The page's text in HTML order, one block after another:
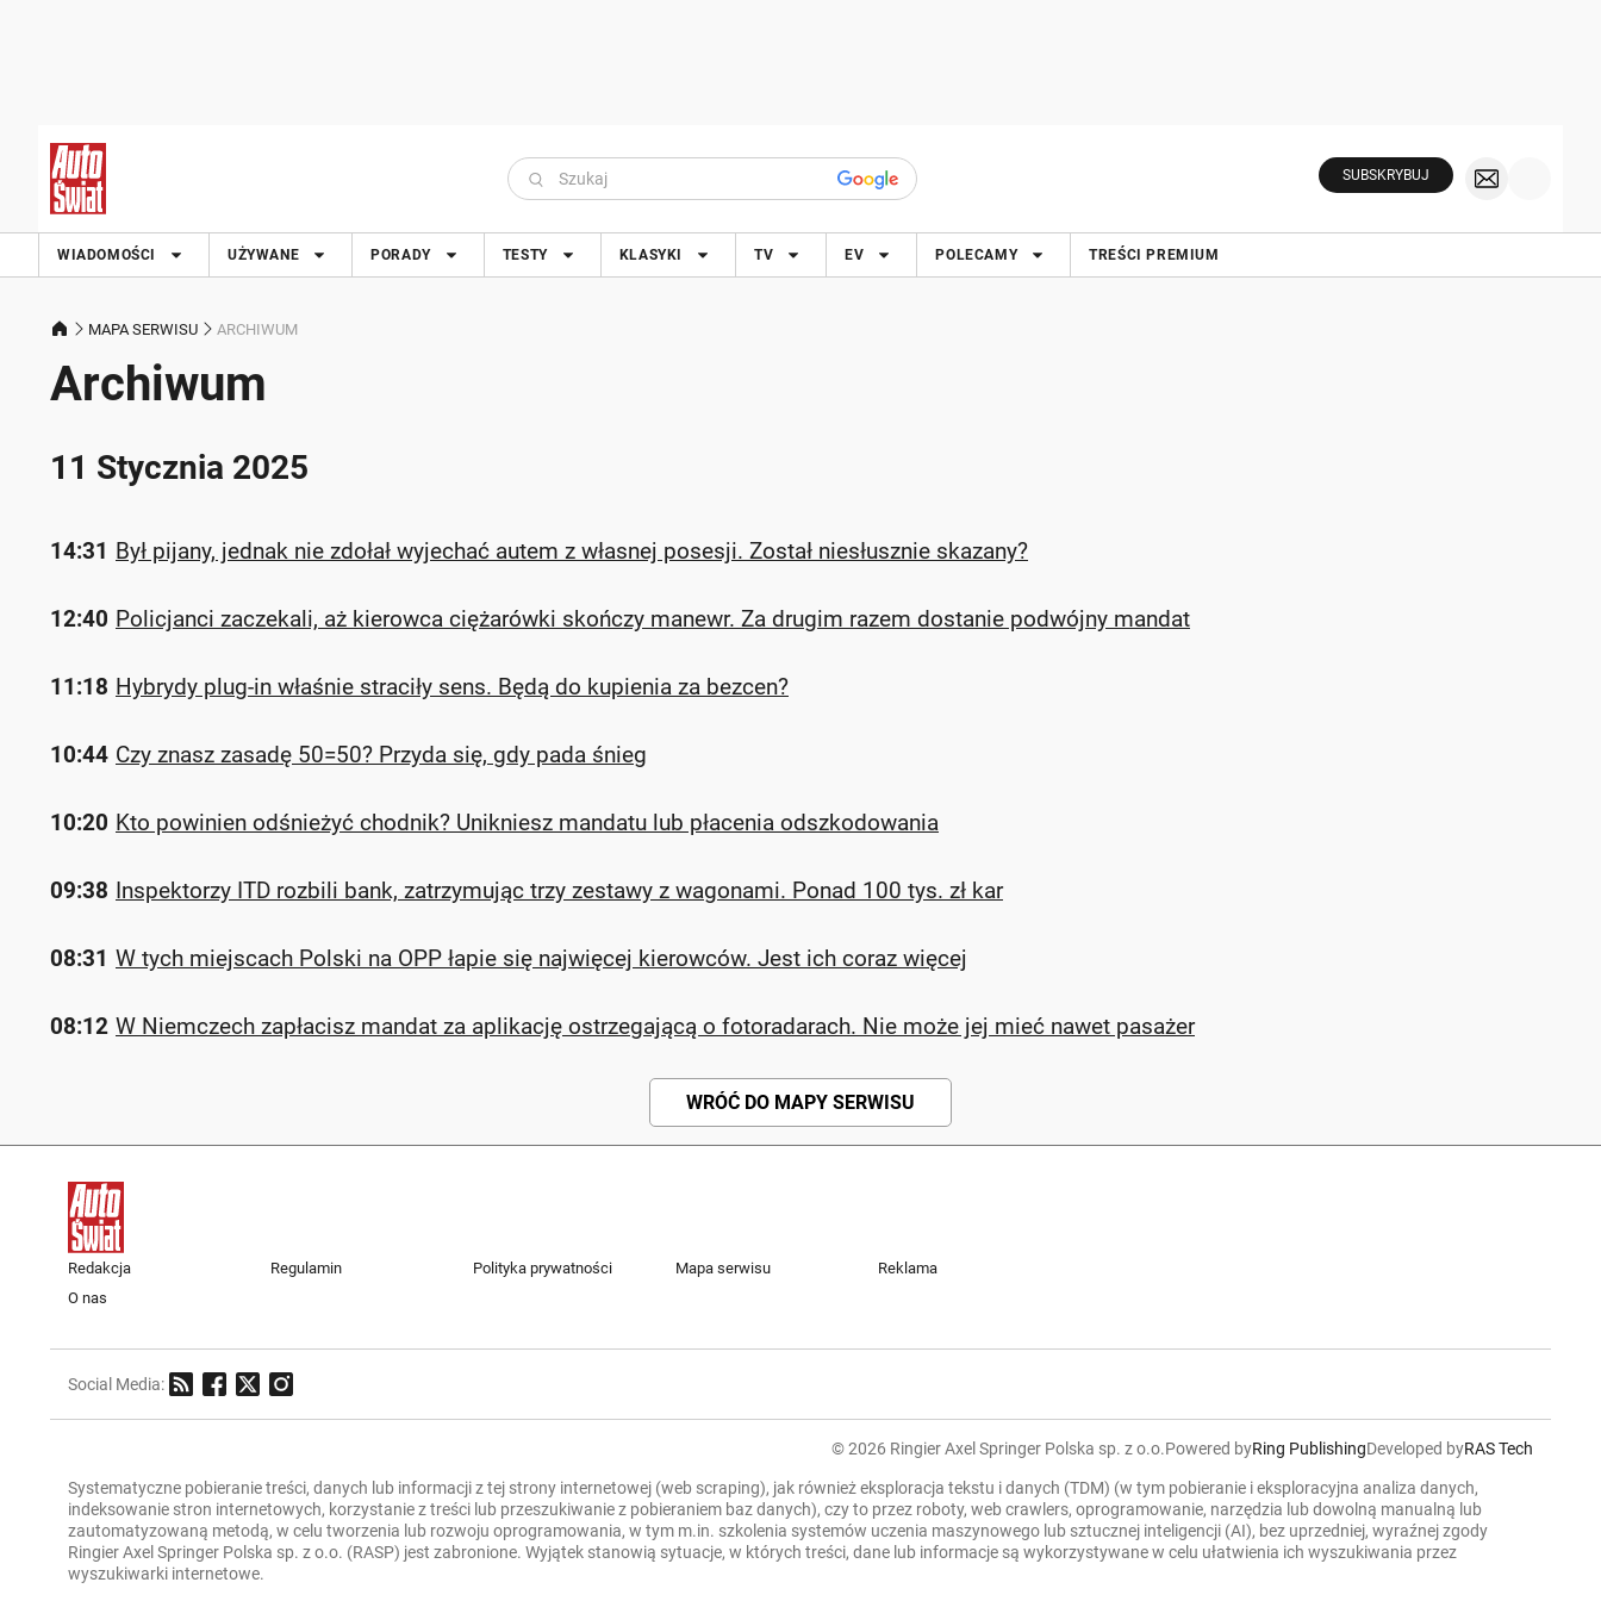
SUBSKRYBUJ
WIADOMOŚCI UŻYWANE PORADY TESTY KLASYKI TV EV POLECAMY TREŚCI PREMIUM
MAPA SERWISU ARCHIWUM
Archiwum
11 Stycznia 2025
14:31 Był pijany, jednak nie zdołał wyjechać autem z własnej posesji. Został niesłusznie skazany?
12:40 Policjanci zaczekali, aż kierowca ciężarówki skończy manewr. Za drugim razem dostanie podwójny mandat
11:18 Hybrydy plug-in właśnie straciły sens. Będą do kupienia za bezcen?
10:44 Czy znasz zasadę 50=50? Przyda się, gdy pada śnieg
10:20 Kto powinien odśnieżyć chodnik? Unikniesz mandatu lub płacenia odszkodowania
09:38 Inspektorzy ITD rozbili bank, zatrzymując trzy zestawy z wagonami. Ponad 100 tys. zł kar
08:31 W tych miejscach Polski na OPP łapie się najwięcej kierowców. Jest ich coraz więcej
08:12 W Niemczech zapłacisz mandat za aplikację ostrzegającą o fotoradarach. Nie może jej mieć nawet pasażer
WRÓĆ DO MAPY SERWISU
Redakcja Regulamin Polityka prywatności Mapa serwisu
Reklama
O nas
Social Media:
© 2026 Ringier Axel Springer Polska sp. z o.o.Powered byRing PublishingDeveloped byRAS Tech
Systematyczne pobieranie treści, danych lub informacji z tej strony internetowej (web scraping), jak również eksploracja tekstu i danych (TDM) (w tym pobieranie i eksploracyjna analiza danych,
indeksowanie stron internetowych, korzystanie z treści lub przeszukiwanie z pobieraniem baz danych), czy to przez roboty, web crawlers, oprogramowanie, narzędzia lub dowolną manualną lub
zautomatyzowaną metodą, w celu tworzenia lub rozwoju oprogramowania, w tym m.in. szkolenia systemów uczenia maszynowego lub sztucznej inteligencji (AI), bez uprzedniej, wyraźnej zgody
Ringier Axel Springer Polska sp. z o.o. (RASP) jest zabronione. Wyjątek stanowią sytuacje, w których treści, dane lub informacje są wykorzystywane w celu ułatwienia ich wyszukiwania przez
wyszukiwarki internetowe.